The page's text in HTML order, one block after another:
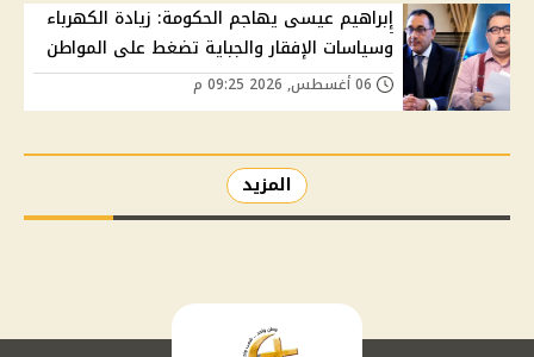
إبراهيم عيسى يهاجم الحكومة: زيادة الكهرباء
وسياسات الإفقار والجباية تضغط على المواطن
المزيد